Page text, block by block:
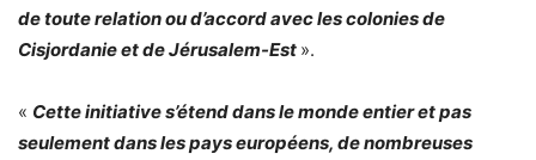
de toute relation ou d’accord avec les colonies de
Cisjordanie et de Jérusalem-Est ».
« Cette initiative s’étend dans le monde entier et pas
seulement dans les pays européens, de nombreuses